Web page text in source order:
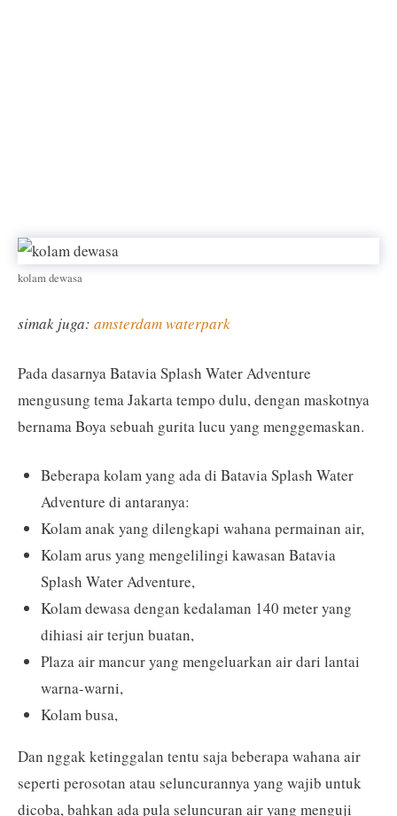
kolam dewasa
simak juga: amsterdam waterpark
Pada dasarnya Batavia Splash Water Adventure
mengusung tema Jakarta tempo dulu, dengan maskotnya
bernama Boya sebuah gurita lucu yang menggemaskan.
Beberapa kolam yang ada di Batavia Splash Water
Adventure di antaranya:
Kolam anak yang dilengkapi wahana permainan air,
Kolam arus yang mengelilingi kawasan Batavia
Splash Water Adventure,
Kolam dewasa dengan kedalaman 140 meter yang
dihiasi air terjun buatan,
Plaza air mancur yang mengeluarkan air dari lantai
warna-warni,
Kolam busa,
Dan nggak ketinggalan tentu saja beberapa wahana air
seperti perosotan atau seluncurannya yang wajib untuk
dicoba, bahkan ada pula seluncuran air yang menguji